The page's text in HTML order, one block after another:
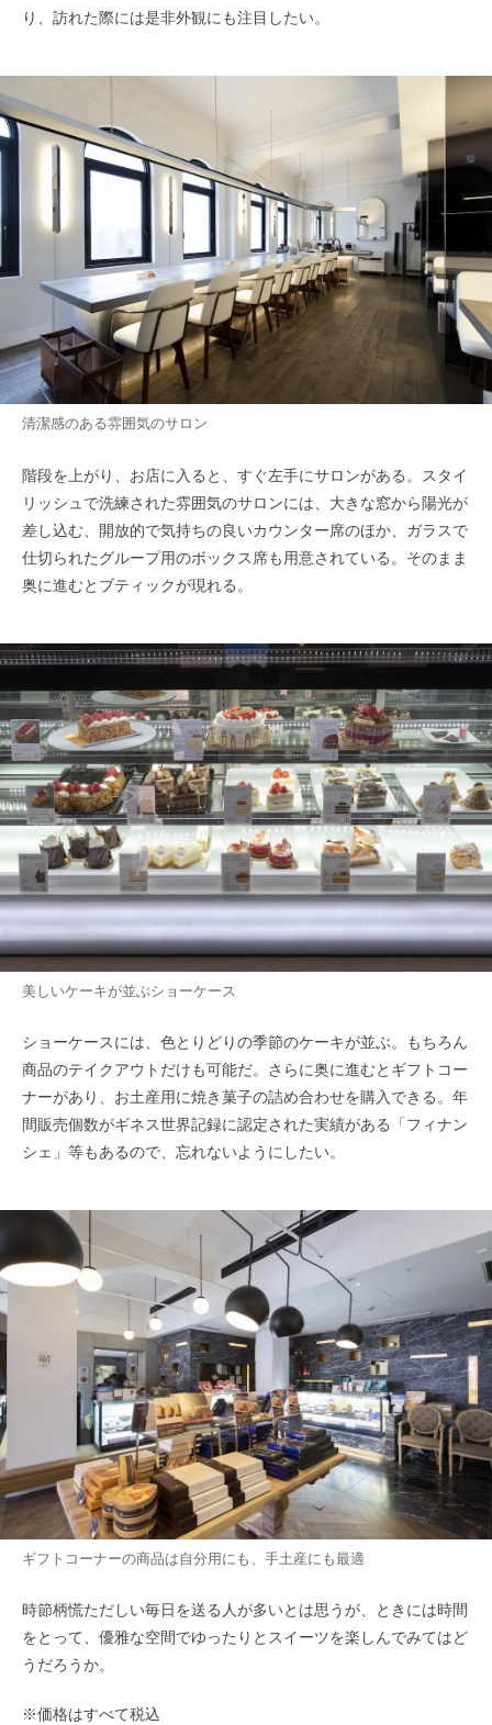
り、訪れた際には是非外観にも注目したい。
清潔感のある雰囲気のサロン
階段を上がり、お店に入ると、すぐ左手にサロンがある。スタイ
リッシュで洗練された雰囲気のサロンには、大きな窓から陽光が
差し込む、開放的で気持ちの良いカウンター席のほか、ガラスで
仕切られたグループ用のボックス席も用意されている。そのまま
奥に進むとブティックが現れる。
美しいケーキが並ぶショーケース
ショーケースには、色とりどりの季節のケーキが並ぶ。もちろん
商品のテイクアウトだけも可能だ。さらに奥に進むとギフトコー
ナーがあり、お土産用に焼き菓子の詰め合わせを購入できる。年
間販売個数がギネス世界記録に認定された実績がある「フィナン
シェ」等もあるので、忘れないようにしたい。
ギフトコーナーの商品は自分用にも、手土産にも最適
時節柄慌ただしい毎日を送る人が多いとは思うが、ときには時間
をとって、優雅な空間でゆったりとスイーツを楽しんでみてはど
うだろうか。
※価格はすべて税込